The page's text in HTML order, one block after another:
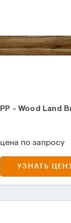
PP - Wood Land
цена по запросу
УЗНАТЬ